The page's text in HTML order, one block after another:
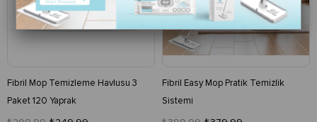
Fibril Mop Temizleme Havlusu 3
Paket 120 Yaprak
Fibril Easy Mop Pratik Temizlik
Sistemi